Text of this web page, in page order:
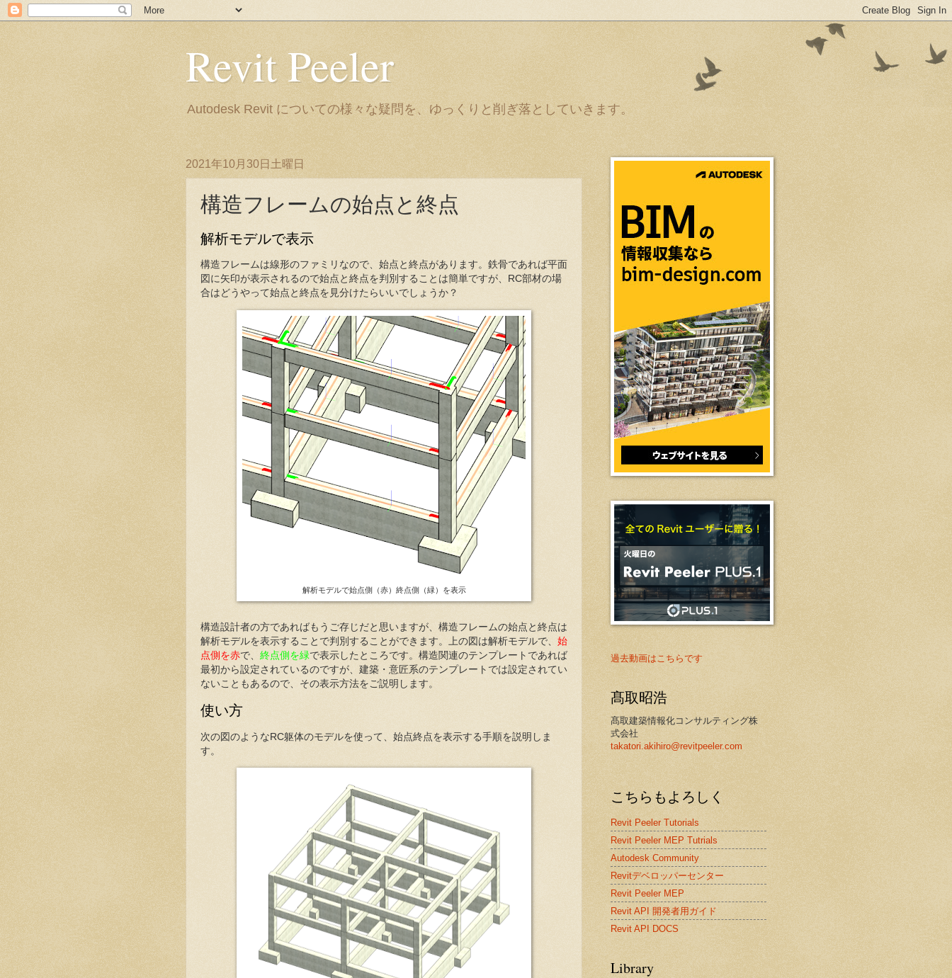
Revit Peeler
Autodesk Revit についての様々な疑問を、ゆっくりと削ぎ落としていきます。
2021年10月30日土曜日
構造フレームの始点と終点
解析モデルで表示
構造フレームは線形のファミリなので、始点と終点があります。鉄骨であれば平面
図に矢印が表示されるので始点と終点を判別することは簡単ですが、RC部材の場
合はどうやって始点と終点を見分けたらいいでしょうか？
解析モデルで始点側（赤）終点側（緑）を表示
構造設計者の方であればもうご存じだと思いますが、構造フレームの始点と終点は
解析モデルを表示することで判別することができます。上の図は解析モデルで、 始
点側を赤で、 終点側を緑で表示したところです。構造関連のテンプレートであれば
最初から設定されているのですが、建築・意匠系のテンプレートでは設定されてい
ないこともあるので、その表示方法をご説明します。
使い方
次の図のようなRC躯体のモデルを使って、始点終点を表示する手順を説明しま
す。
過去動画はこちらです
髙取昭浩
髙取建築情報化コンサルティング株
式会社
takatori.akihiro@revitpeeler.com
こちらもよろしく
Revit Peeler Tutorials
Revit Peeler MEP Tutrials
Autodesk Community
Revitデベロッパーセンター
Revit Peeler MEP
Revit API 開発者用ガイド
Revit API DOCS
Library